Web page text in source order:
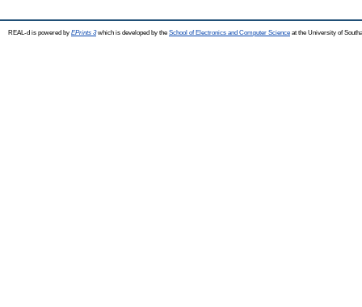
REAL-d is powered by EPrints 3which is developed by the School of Electronics and Computer Science at the University of